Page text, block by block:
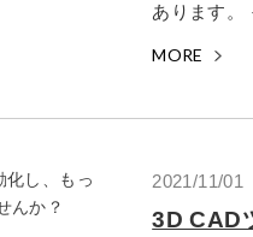
あります。
MORE
2021/11/01
3D CAD